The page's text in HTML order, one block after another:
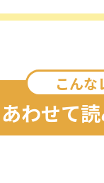
こんな
あわせて